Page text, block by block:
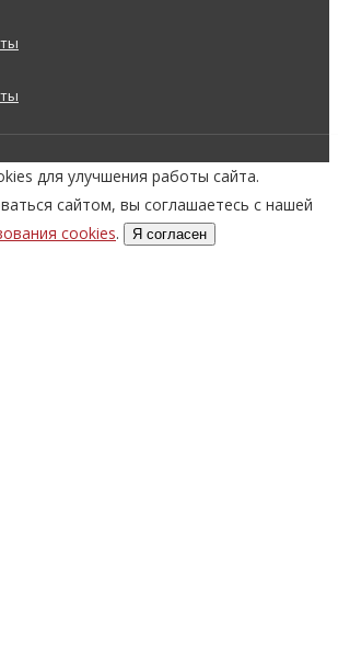
для улучшения работы сайта.
сайтом, вы соглашаетесь с нашей
cookies. Я согласен